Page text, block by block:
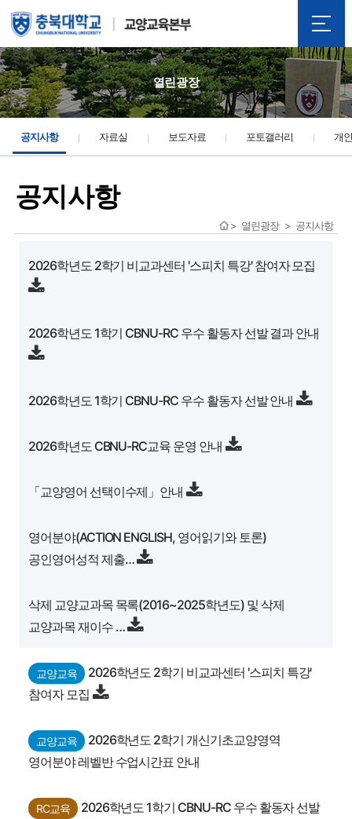
열린광장
공지사항 자료실 보도자료 포토갤러리 개
공지사항
열린광장 공지사항
2026학년도 2학기 비교과센터 '스피치 특강' 참여자 모집
2026학년도 1학기 CBNU-RC 우수 활동자 선발 결과 안내
2026학년도 1학기 CBNU-RC 우수 활동자 선발 안내
2026학년도 CBNU-RC교육 운영 안내
「교양영어 선택이수제」안내
영어분야(ACTION ENGLISH, 영어읽기와 토론)
공인영어성적 제출…
삭제 교양교과목 목록(2016~2025학년도) 및 삭제
교양과목 재이수 …
교양교육
2026학년도 2학기 비교과센터 '스피치 특강'
참여자 모집
교양교육
2026학년도 2학기 개신기초교양영역
영어분야 레벨반 수업시간표 안내
RC교육
2026학년도 1학기 CBNU-RC 우수 활동자 선발